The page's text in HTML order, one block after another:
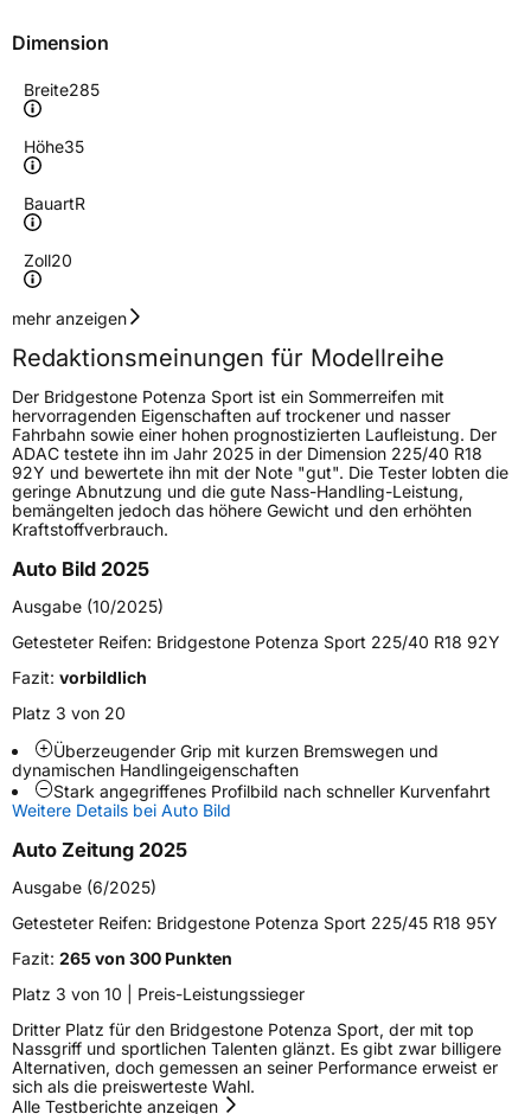
Dimension
Breite285
Höhe35
BauartR
Zoll20
Geschwindigkeitsindex
Höchstgeschwindigkeit
300 km/h
Lastindex104
Höchstlast900 kg
Gewicht (in kg)13,61 kg
FahrzeugtypPKW
VerwendungSommerreifen
ModellnamePotenza Sport
FahrzeugartPKW & SUV
Weitere Eigenschaften
SchlauchtypTL
Zustand Neureifen
Verstärkt XL
Felgenschutz FP
ElektroJa
mehr anzeigen
Redaktionsmeinungen für Modellreihe
Der Bridgestone Potenza Sport ist ein Sommerreifen mit
hervorragenden Eigenschaften auf trockener und nasser
Fahrbahn sowie einer hohen prognostizierten Laufleistung. Der
ADAC testete ihn im Jahr 2025 in der Dimension 225/40 R18
92Y und bewertete ihn mit der Note "gut". Die Tester lobten die
geringe Abnutzung und die gute Nass-Handling-Leistung,
bemängelten jedoch das höhere Gewicht und den erhöhten
Kraftstoffverbrauch.
Auto Bild 2025
Ausgabe (10/2025)
Getesteter Reifen: Bridgestone Potenza Sport 225/40 R18 92Y
Fazit: vorbildlich
Platz 3 von 20
Überzeugender Grip mit kurzen Bremswegen und
dynamischen Handlingeigenschaften
Stark angegriffenes Profilbild nach schneller Kurvenfahrt
Weitere Details bei Auto Bild
Auto Zeitung 2025
Ausgabe (6/2025)
Getesteter Reifen: Bridgestone Potenza Sport 225/45 R18 95Y
Fazit: 265 von 300 Punkten
Platz 3 von 10 | Preis-Leistungssieger
Dritter Platz für den Bridgestone Potenza Sport, der mit top
Nassgriff und sportlichen Talenten glänzt. Es gibt zwar billigere
Alternativen, doch gemessen an seiner Performance erweist er
sich als die preiswerteste Wahl.
Alle Testberichte anzeigen